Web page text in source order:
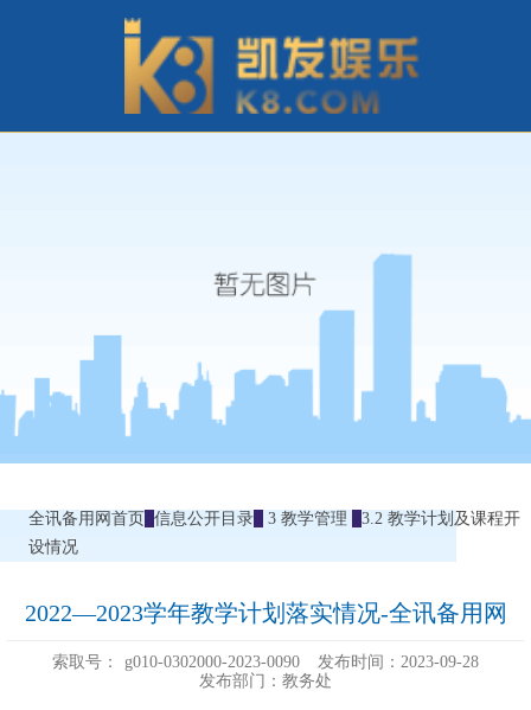
全讯备用网首页 信息公开目录 3 教学管理
3.2 教学计划及课程开
设情况
2022—2023学年教学计划落实情况-全讯备用网
索取号： g010-0302000-2023-0090
发布时间：2023-09-28
发布部门：教务处